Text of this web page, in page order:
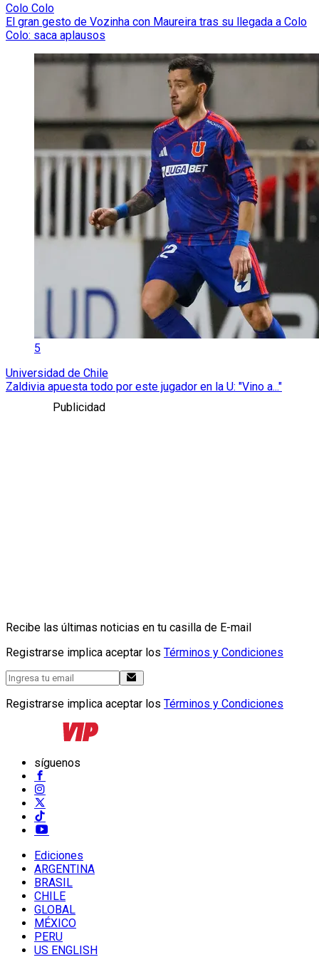
Colo Colo
El gran gesto de Vozinha con Maureira tras su llegada a Colo
Colo: saca aplausos
5
Universidad de Chile
Zaldivia apuesta todo por este jugador en la U: "Vino a..."
Publicidad
Recibe las últimas noticias en tu casilla de E-mail
Registrarse implica aceptar los Términos y Condiciones
Registrarse implica aceptar los Términos y Condiciones
síguenos
Ediciones
ARGENTINA
BRASIL
CHILE
GLOBAL
MÉXICO
PERU
US ENGLISH